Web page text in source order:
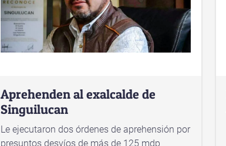
Aprehenden al exalcalde de
Singuilucan
Le ejecutaron dos órdenes de aprehensión por
presuntos desvíos de más de 125 mdp